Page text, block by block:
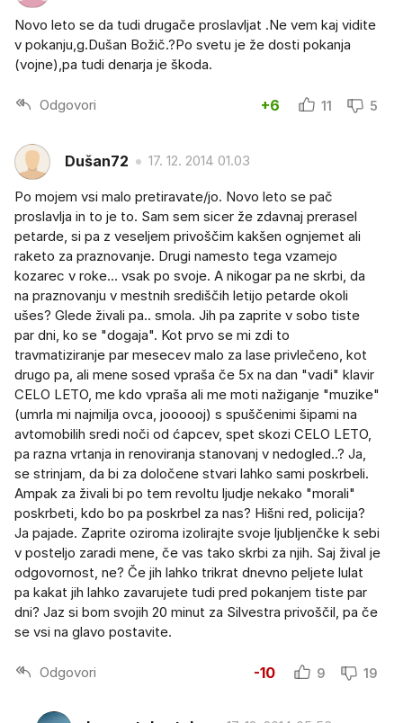
Novo leto se da tudi drugače proslavljat .Ne vem kaj vidite
v pokanju,g.Dušan Božič.?Po svetu je že dosti pokanja
(vojne),pa tudi denarja je škoda.
Odgovori +6 11 5
Dušan72 17. 12. 2014 01.03
Po mojem vsi malo pretiravate/jo. Novo leto se pač
proslavlja in to je to. Sam sem sicer že zdavnaj prerasel
petarde, si pa z veseljem privoščim kakšen ognjemet ali
raketo za praznovanje. Drugi namesto tega vzamejo
kozarec v roke... vsak po svoje. A nikogar pa ne skrbi, da
na praznovanju v mestnih središčih letijo petarde okoli
ušes? Glede živali pa.. smola. Jih pa zaprite v sobo tiste
par dni, ko se "dogaja". Kot prvo se mi zdi to
travmatiziranje par mesecev malo za lase privlečeno, kot
drugo pa, ali mene sosed vpraša če 5x na dan "vadi" klavir
CELO LETO, me kdo vpraša ali me moti nažiganje "muzike"
(umrla mi najmilja ovca, joooooj) s spuščenimi šipami na
avtomobilih sredi noči od ćapcev, spet skozi CELO LETO,
pa razna vrtanja in renoviranja stanovanj v nedogled..? Ja,
se strinjam, da bi za določene stvari lahko sami poskrbeli.
Ampak za živali bi po tem revoltu ljudje nekako "morali"
poskrbeti, kdo bo pa poskrbel za nas? Hišni red, policija?
Ja pajade. Zaprite oziroma izolirajte svoje ljubljenčke k sebi
v posteljo zaradi mene, če vas tako skrbi za njih. Saj žival je
odgovornost, ne? Če jih lahko trikrat dnevno peljete lulat
pa kakat jih lahko zavarujete tudi pred pokanjem tiste par
dni? Jaz si bom svojih 20 minut za Silvestra privoščil, pa če
se vsi na glavo postavite.
Odgovori -10 9 19